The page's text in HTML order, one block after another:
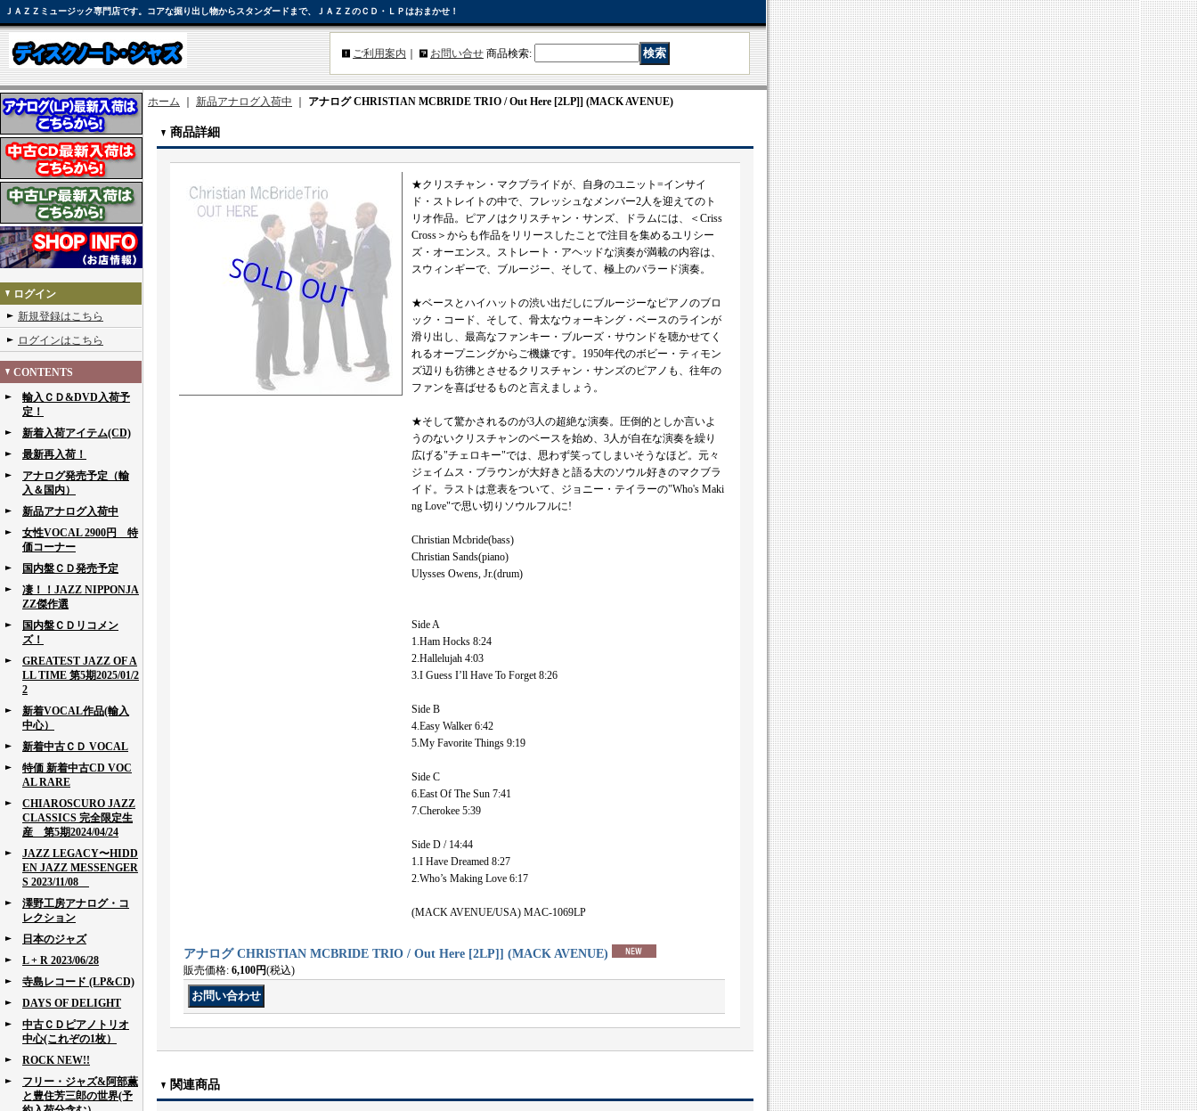
ＪＡＺＺミュージック専門店です。コアな掘り出し物からスタンダードまで、ＪＡＺＺのＣＤ・ＬＰはおまかせ！
ご利用案内 お問い合せ 商品検索:
ログイン
新規登録はこちら
ログインはこちら
CONTENTS
輸入ＣＤ&DVD入荷予
定！
新着入荷アイテム(CD)
最新再入荷！
アナログ発売予定（輸
入＆国内）
新品アナログ入荷中
女性VOCAL 2900円 特
価コーナー
国内盤ＣＤ発売予定
凄！！JAZZ NIPPONJA
ZZ傑作選
国内盤ＣＤリコメン
ズ！
GREATEST JAZZ OF A
LL TIME 第5期2025/01/2
2
新着VOCAL作品(輸入
中心）
新着中古ＣＤ VOCAL
特価 新着中古CD VOC
AL RARE
CHIAROSCURO JAZZ
CLASSICS 完全限定生
産 第5期2024/04/24
JAZZ LEGACY〜HIDD
EN JAZZ MESSENGER
S 2023/11/08
澤野工房アナログ・コ
レクション
日本のジャズ
L + R 2023/06/28
寺島レコード (LP&CD)
DAYS OF DELIGHT
中古ＣＤピアノトリオ
中心(これぞの1枚）
ROCK NEW!!
フリー・ジャズ&阿部薫
と豊住芳三郎の世界(予
ホーム 新品アナログ入荷中 アナログ CHRISTIAN MCBRIDE TRIO / Out Here [2LP]] (MACK AVENUE)
商品詳細
★クリスチャン・マクブライドが、自身のユニット=インサイ
ド・ストレイトの中で、フレッシュなメンバー2人を迎えてのト
リオ作品。ピアノはクリスチャン・サンズ、ドラムには、＜Criss
Cross＞からも作品をリリースしたことで注目を集めるユリシー
ズ・オーエンス。ストレート・アヘッドな演奏が満載の内容は、
スウィンギーで、ブルージー、そして、極上のバラード演奏。
★ベースとハイハットの渋い出だしにブルージーなピアノのブロ
ック・コード、そして、骨太なウォーキング・ベースのラインが
滑り出し、最高なファンキー・ブルーズ・サウンドを聴かせてく
れるオープニングからご機嫌です。1950年代のボビー・ティモン
ズ辺りも彷彿とさせるクリスチャン・サンズのピアノも、往年の
ファンを喜ばせるものと言えましょう。
★そして驚かされるのが3人の超絶な演奏。圧倒的としか言いよ
うのないクリスチャンのベースを始め、3人が自在な演奏を繰り
広げる"チェロキー"では、思わず笑ってしまいそうなほど。元々
ジェイムス・ブラウンが大好きと語る大のソウル好きのマクブラ
イド。ラストは意表をついて、ジョニー・テイラーの"Who's Maki
ng Love"で思い切りソウルフルに!
Christian Mcbride(bass)
Christian Sands(piano)
Ulysses Owens, Jr.(drum)
Side A
1.Ham Hocks 8:24
2.Hallelujah 4:03
3.I Guess I’ll Have To Forget 8:26
Side B
4.Easy Walker 6:42
5.My Favorite Things 9:19
Side C
6.East Of The Sun 7:41
7.Cherokee 5:39
Side D / 14:44
1.I Have Dreamed 8:27
2.Who’s Making Love 6:17
(MACK AVENUE/USA) MAC-1069LP
アナログ CHRISTIAN MCBRIDE TRIO / Out Here [2LP]] (MACK AVENUE)
販売価格: 6,100円(税込)
関連商品